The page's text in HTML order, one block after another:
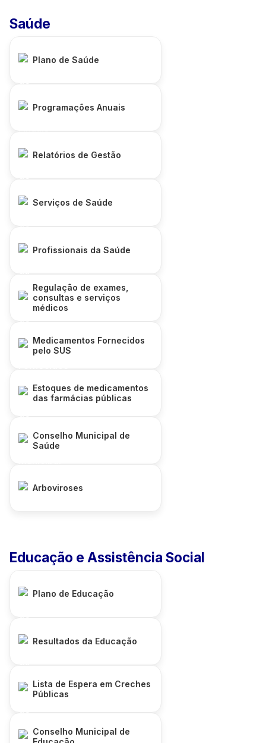
Saúde
Plano de Saúde
Programações Anuais
Relatórios de Gestão
Serviços de Saúde
Profissionais da Saúde
Regulação de exames,
consultas e serviços
médicos
Medicamentos Fornecidos
pelo SUS
Estoques de medicamentos
das farmácias públicas
Conselho Municipal de
Saúde
Arboviroses
Educação e Assistência Social
Plano de Educação
Resultados da Educação
Lista de Espera em Creches
Públicas
Conselho Municipal de